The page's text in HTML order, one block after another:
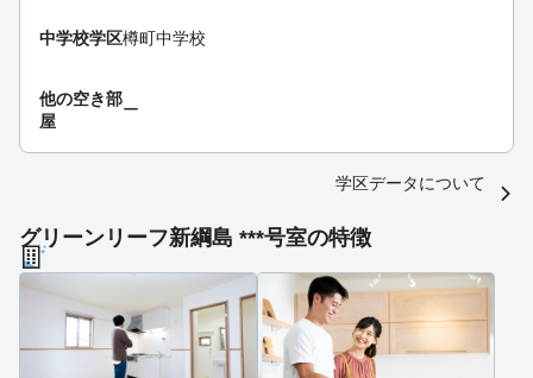
中学校学区樽町中学校
他の空き部
屋
ー
学区データについて
グリーンリーフ新綱島 ***号室の特徴